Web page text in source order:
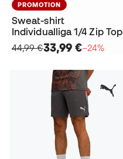
PROMOTION
Sweat-shirt
Individualliga 1/4 Zip Top
44,99 €33,99 €−24%